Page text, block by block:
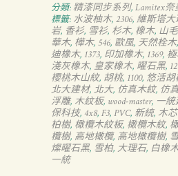
分類: 精漆同步系列, Lamitex
標籤: 水波柚木, 2306, 維斯塔大
岩, 香衫, 雪衫, 杉木, 橡木, 山
華木, 樺木, 546, 歐風, 天然栓木,
迪橡木, 1373, 印加橡木, 1369,
淺灰橡木, 皇家橡木, 曜石黑,
櫻桃木山紋, 胡桃, 1100, 悠活胡
北大建材, 北大, 仿真木紋, 仿
浮雕, 木紋板, wood-master, 一
保科技, 4x8, F3, PVC, 新統, 木
柏樹, 橄欖木紋板, 橄欖木紋,
欖樹, 高地橄欖, 高地橄欖樹,
燦曜石黑, 雪柏, 大理石, 白橡
一統